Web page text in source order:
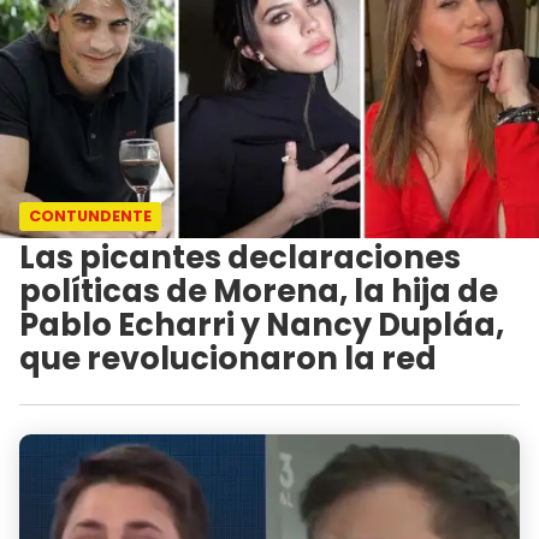
CONTUNDENTE
Las picantes declaraciones
políticas de Morena, la hija de
Pablo Echarri y Nancy Dupláa,
que revolucionaron la red